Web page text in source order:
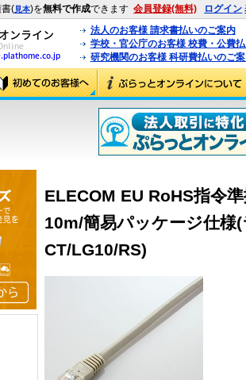
(見本)を無料で作成できます 会員登録(無料) ログイン
法人のお客様 請求書払いのご案内
学校・官公庁のお客様 校費・公費
研究機関のお客様 科研費払いのご
ELECOM EU RoHS指令
10m/簡易パッケージ仕様
CT/LG10/RS)